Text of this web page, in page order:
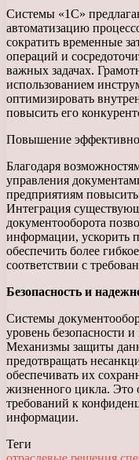
Системы «1С»
автоматизацию
сократить временные
операций и
важных задачах.
использованием
оптимизировать
повысить его
Повышение
Благодаря
управления
предприятиям
Интеграция
документооборота
информации, ускорить
обеспечить более
соответствии с
Безопасность и
Системы
уровень безопасности
Механизмы защиты
предотвращать
обеспечивать их
жизненного цикла. Это
требований к
информации.
Теги